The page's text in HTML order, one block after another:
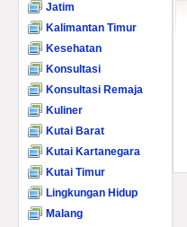
Jatim
Kalimantan Timur
Kesehatan
Konsultasi
Konsultasi Remaja
Kuliner
Kutai Barat
Kutai Kartanegara
Kutai Timur
Lingkungan Hidup
Malang